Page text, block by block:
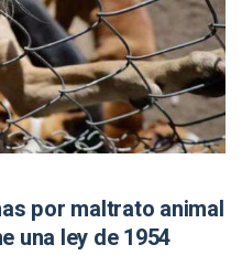
por maltrato animal
una ley de 1954